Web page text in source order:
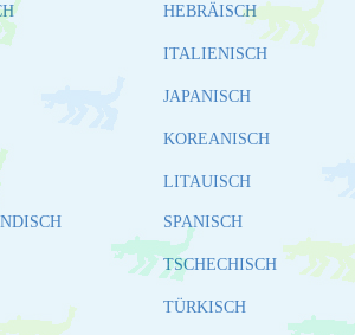
HEBRÄISCH
ITALIENISCH
JAPANISCH
KOREANISCH
LITAUISCH
SPANISCH
TSCHECHISCH
TÜRKISCH